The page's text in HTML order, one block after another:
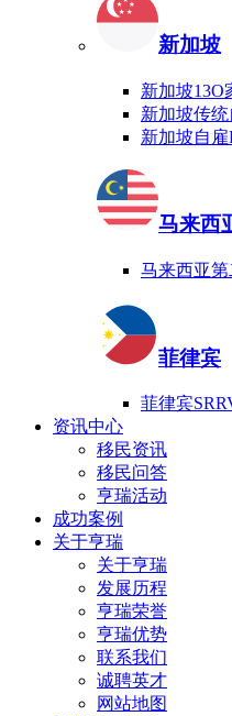
新加坡
新加坡13O
新加坡传统
新加坡自雇
马来西
马来西亚
菲律宾
菲律宾
资讯中心
移民资讯
移民问答
亨瑞活动
成功案例
关于亨瑞
关于亨瑞
发展历程
亨瑞荣誉
亨瑞优势
联系我们
诚聘英才
网站地图